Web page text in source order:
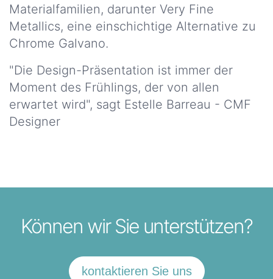
WELCHE
LACKE UND
LÖSUNGEN?
Unsere
Märkte
Lacke
Unsere
und
Materialfamilien, darunter Very Fine
Metallics, eine einschichtige Alternative zu
Chrome Galvano.
"Die Design-Präsentation ist immer der
Moment des Frühlings, der von allen
erwartet wird", sagt Estelle Barreau - CMF
Designer
Können wir Sie unterstützen?
kontaktieren Sie uns